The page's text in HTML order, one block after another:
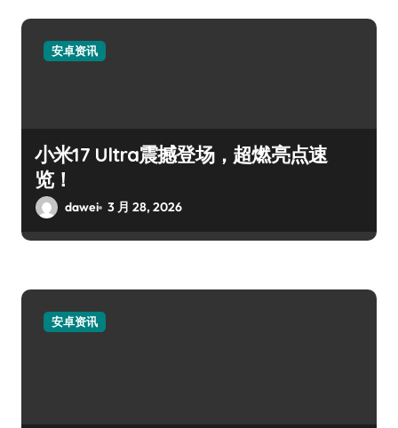
安卓资讯
小米17 Ultra震撼登场，超燃亮点速
览！
dawei 3 月 28, 2026
安卓资讯